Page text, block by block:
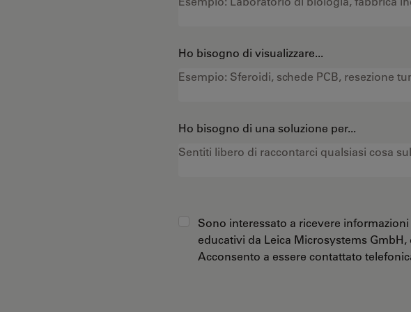
Ho bisogno di visualizzare...
Ho bisogno di una soluzione per...
Sono interessato a ricevere
educativi da Leica Microsystems
Acconsento a essere contattato